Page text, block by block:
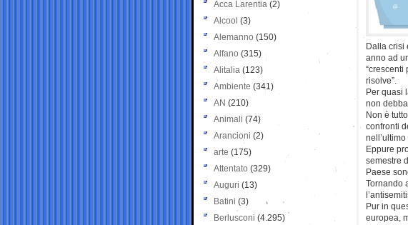
Dalla crisi
anno ad
“crescenti
risolve”.
Per quasi
non
Non è
confronti
Eppure
semestre
Paese
Tornando
Pur in
europea,
Acca Larentia (2)
Alcool (3)
Alemanno (150)
Alfano (315)
Alitalia (123)
Ambiente (341)
AN (210)
Animali (74)
Arancioni (2)
arte (175)
Attentato (329)
Auguri (13)
Batini (3)
Berlusconi (4.295)